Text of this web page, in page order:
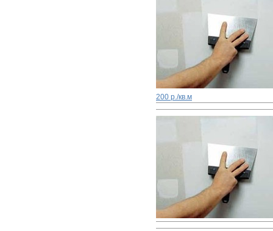
200 р./кв.м